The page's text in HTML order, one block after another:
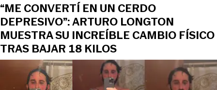
“ME CONVERTÍ EN UN CERDO
DEPRESIVO”: ARTURO LONGTON
MUESTRA SU INCREÍBLE CAMBIO FÍSICO
TRAS BAJAR 18 KILOS